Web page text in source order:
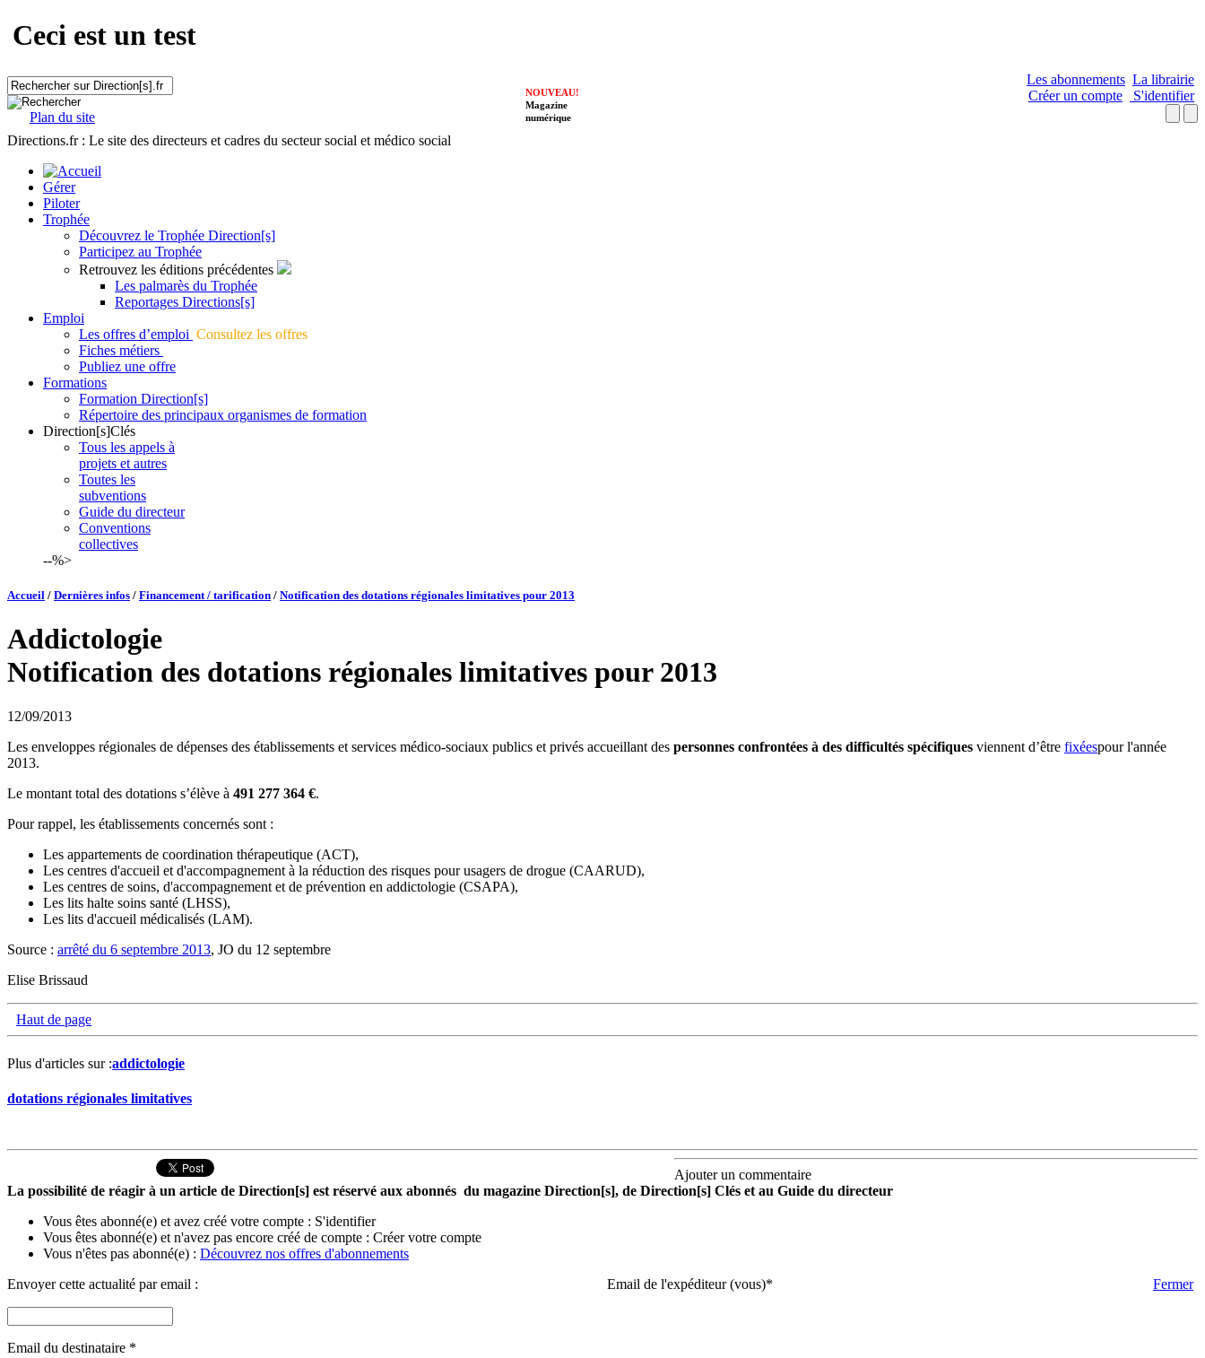
Ceci est un test
Plan du site
Les abonnements La librairie
Créer un compte
S'identifier
NOUVEAU!
Magazine
numérique
Directions.fr : Le site des directeurs et cadres du secteur social et médico social
Gérer
Piloter
Trophée
Découvrez le Trophée Direction[s]
Participez au Trophée
Retrouvez les éditions précédentes
Les palmarès du Trophée
Reportages Directions[s]
Emploi
Les offres d’emploi Consultez les offres
Fiches métiers
Publiez une offre
Formations
Formation Direction[s]
Répertoire des principaux organismes de formation
Direction[s]Clés
Tous les appels à
projets et autres
Toutes les
subventions
Guide du directeur
Conventions
collectives
--%>
Accueil / Dernières infos / Financement / tarification / Notification des dotations régionales limitatives pour 2013
Addictologie
Notification des dotations régionales limitatives pour 2013
12/09/2013
Les enveloppes régionales de dépenses des établissements et services médico-sociaux publics et privés accueillant des personnes confrontées à des difficultés spécifiques viennent d’être fixéespour l'année
2013.
Le montant total des dotations s’élève à 491 277 364 €.
Pour rappel, les établissements concernés sont :
Les appartements de coordination thérapeutique (ACT),
Les centres d'accueil et d'accompagnement à la réduction des risques pour usagers de drogue (CAARUD),
Les centres de soins, d'accompagnement et de prévention en addictologie (CSAPA),
Les lits halte soins santé (LHSS),
Les lits d'accueil médicalisés (LAM).
Source : arrêté du 6 septembre 2013, JO du 12 septembre
Elise Brissaud
Haut de page
Plus d'articles sur :addictologie
dotations régionales limitatives
Ajouter un commentaire
La possibilité de réagir à un article de Direction[s] est réservé aux abonnés du magazine Direction[s], de Direction[s] Clés et au Guide du directeur
Vous êtes abonné(e) et avez créé votre compte : S'identifier
Vous êtes abonné(e) et n'avez pas encore créé de compte : Créer votre compte
Vous n'êtes pas abonné(e) : Découvrez nos offres d'abonnements
Envoyer cette actualité par email :
Fermer
Email de l'expéditeur (vous)*
Email du destinataire *